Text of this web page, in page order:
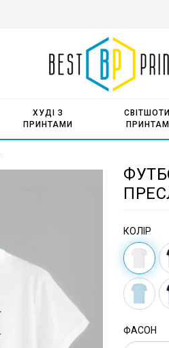
ХУДІ З
ПРИНТАМИ
КОЛІР
ФАСОН